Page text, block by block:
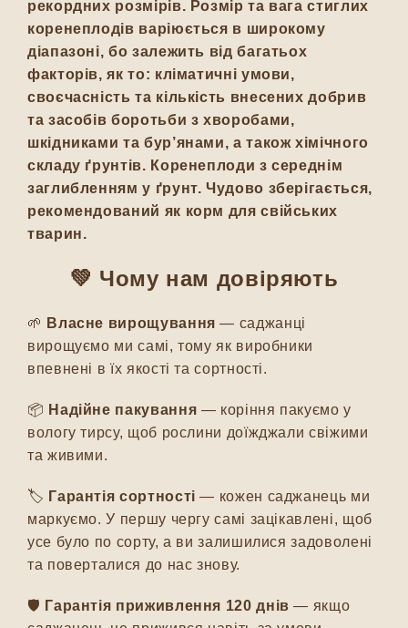
рекордних розмірів. Розмір та вага стиглих
коренеплодів варіюється в широкому
діапазоні, бо залежить від багатьох
факторів, як то: кліматичні умови,
своєчасність та кількість внесених добрив
та засобів боротьби з хворобами,
шкідниками та бур’янами, а також хімічного
складу ґрунтів. Коренеплоди з середнім
заглибленням у ґрунт. Чудово зберігається,
рекомендований як корм для свійських
тварин.
💚 Чому нам довіряють
🌱 Власне вирощування — саджанці
вирощуємо ми самі, тому як виробники
впевнені в їх якості та сортності.
📦 Надійне пакування — коріння пакуємо у
вологу тирсу, щоб рослини доїжджали свіжими
та живими.
🏷️ Гарантія сортності — кожен саджанець ми
маркуємо. У першу чергу самі зацікавлені, щоб
усе було по сорту, а ви залишилися задоволені
та поверталися до нас знову.
🛡️ Гарантія приживлення 120 днів — якщо